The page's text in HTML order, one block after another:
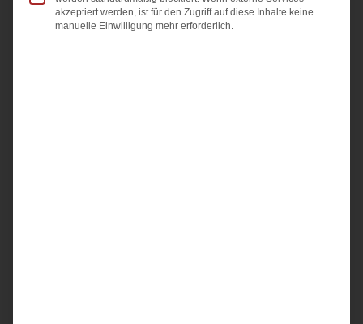
eine Immobilie bei der Übergabe ist: Zählerstände,
akzeptiert werden, ist für den Zugriff auf diese Inhalte keine
manuelle Einwilligung mehr erforderlich.